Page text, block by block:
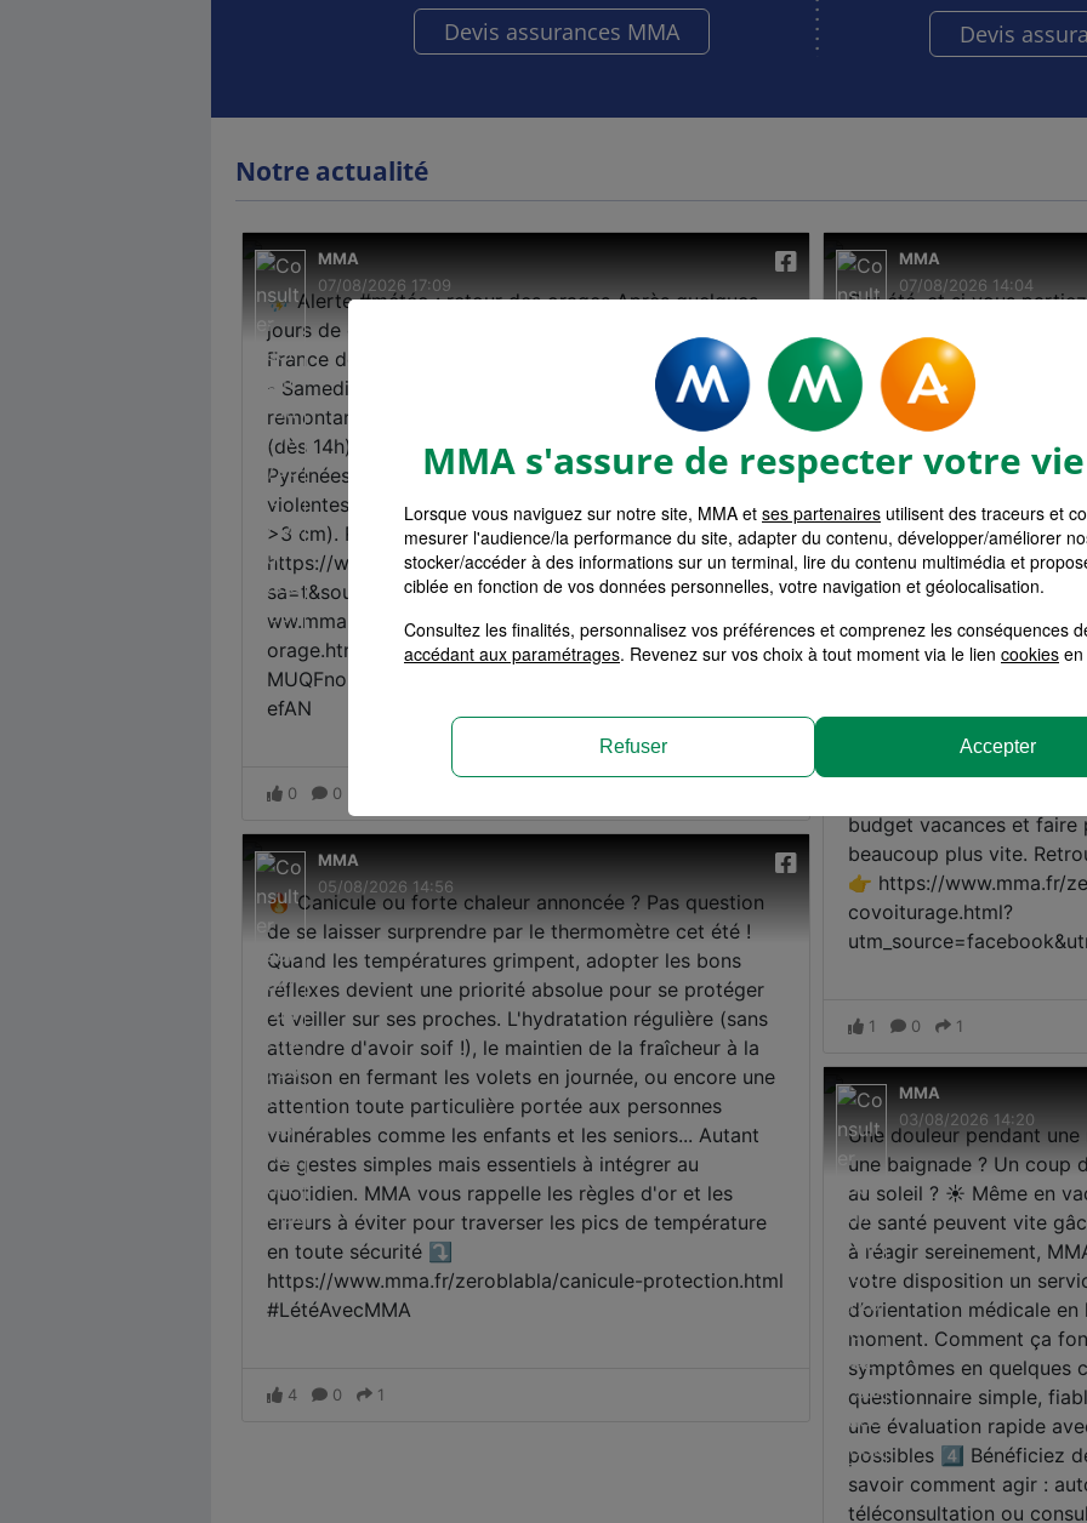
Devis assurances MMA Devis
Notre actualité
MMA s'assure de respecter votre
Lorsque vous naviguez sur notre site, MMA et ses partenaires utilisent des traceurs et
mesurer l'audience/la performance du site, adapter du contenu, développer/améliorer
stocker/accéder à des informations sur un terminal, lire du contenu multimédia et
ciblée en fonction de vos données personnelles, votre navigation et géolocalisation.
Consultez les finalités, personnalisez vos préférences et comprenez les conséquences
accédant aux paramétrages. Revenez sur vos choix à tout moment via le lien cookies
Refuser Accepter